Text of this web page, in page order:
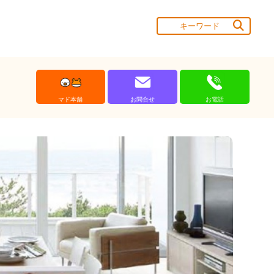
マド本舗 お問合せ お電話